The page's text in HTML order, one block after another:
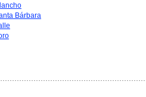
Bárbara